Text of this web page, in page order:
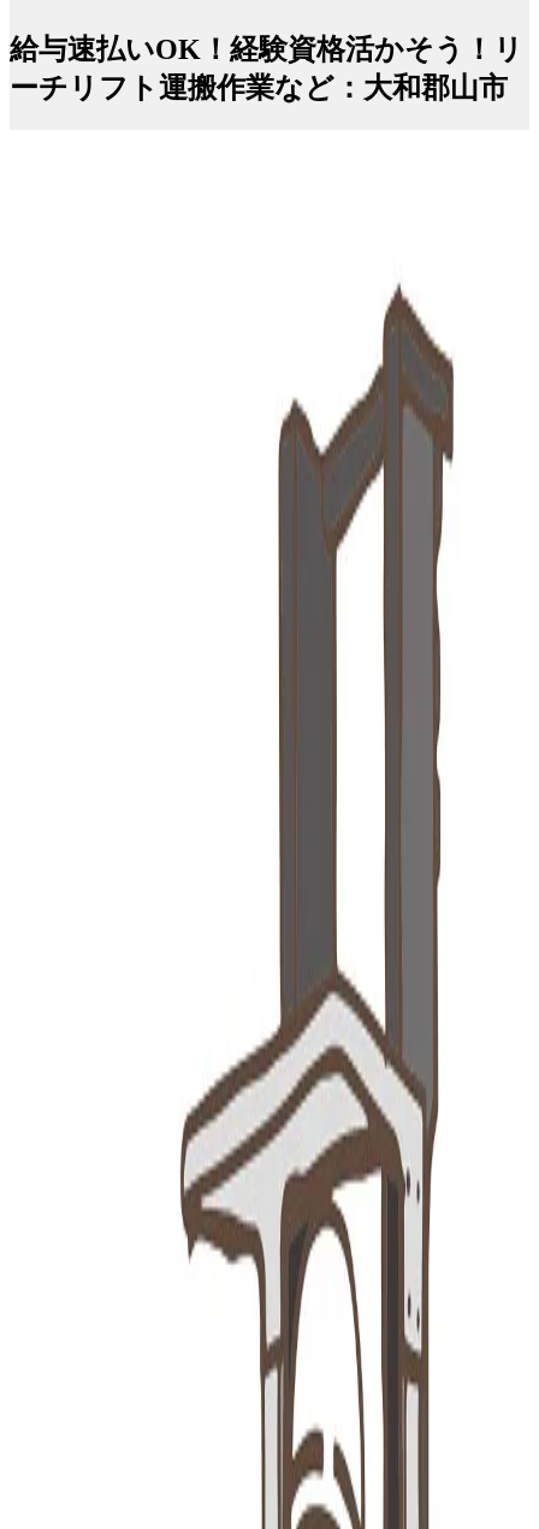
給与速払いOK！経験資格活かそう！リ
ーチリフト運搬作業など：大和郡山市